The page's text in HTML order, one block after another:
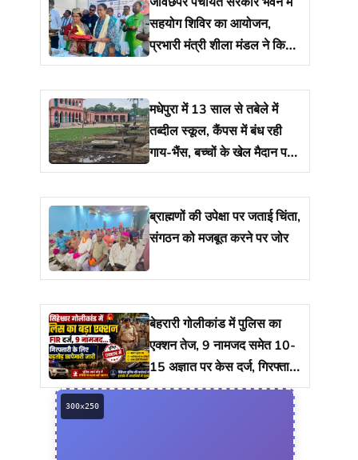
सहयोग शिविर का आयोजन,
प्रभारी मंत्री शीला मंडल ने किया
शुभारंभ
मधेपुरा में 13 साल से तबेले में
तब्दील स्कूल, कैंपस में बंध रही
गाय-भैंस, बच्चों के खेल मैदान पर
रखा है 17 नाद
ब्राह्मणों की उपेक्षा पर जताई चिंता,
संगठन को मजबूत करने पर जोर
बेहरारी गोलीकांड में पुलिस का
एक्शन तेज, 9 नामजद समेत 10-
15 अज्ञात पर केस दर्ज, गिरफ्तारी
को ताबड़तोड़ छापेमारी